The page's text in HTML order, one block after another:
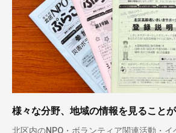
様々な分野、地域の情報を見ること
北区内のNPO・ボランティア関連活動・